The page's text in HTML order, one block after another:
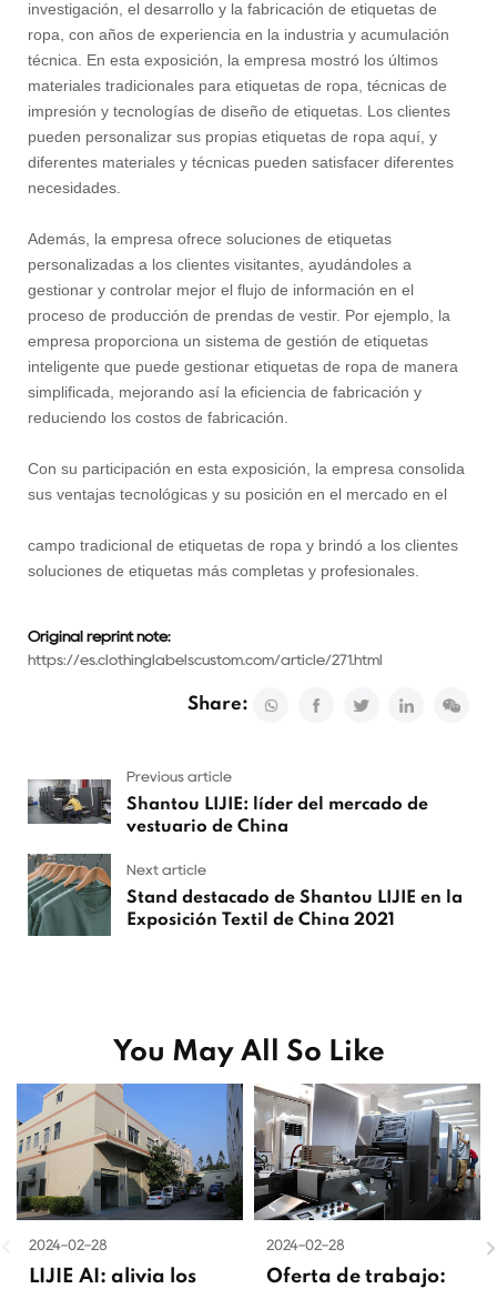
investigación, el desarrollo y la fabricación de etiquetas de
ropa, con años de experiencia en la industria y acumulación
técnica. En esta exposición, la empresa mostró los últimos
materiales tradicionales para etiquetas de ropa, técnicas de
impresión y tecnologías de diseño de etiquetas. Los clientes
pueden personalizar sus propias etiquetas de ropa aquí, y
diferentes materiales y técnicas pueden satisfacer diferentes
necesidades.
Además, la empresa ofrece soluciones de etiquetas
personalizadas a los clientes visitantes, ayudándoles a
gestionar y controlar mejor el flujo de información en el
proceso de producción de prendas de vestir. Por ejemplo, la
empresa proporciona un sistema de gestión de etiquetas
inteligente que puede gestionar etiquetas de ropa de manera
simplificada, mejorando así la eficiencia de fabricación y
reduciendo los costos de fabricación.
Con su participación en esta exposición, la empresa consolida
sus ventajas tecnológicas y su posición en el mercado en el
campo tradicional de etiquetas de ropa y brindó a los clientes
soluciones de etiquetas más completas y profesionales.
Original reprint note:
https://es.clothinglabelscustom.com/article/271.html
Share:
Previous article
Shantou LIJIE: líder del mercado de
vestuario de China
Next article
Stand destacado de Shantou LIJIE en la
Exposición Textil de China 2021
You May All So Like
2024-02-28
LIJIE AI: alivia los
2024-02-28
Oferta de trabajo: